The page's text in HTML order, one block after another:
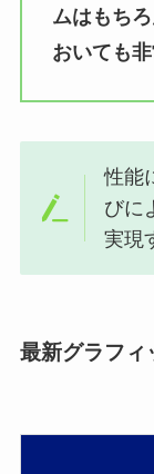
ムはもち
おいても非
性能
びに
実現
最新グラフィ